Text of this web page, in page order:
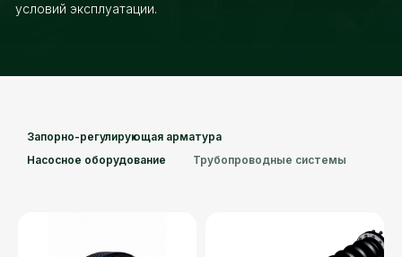
условий эксплуатации.
Запорно-регулирующая арматура
Насосное оборудование
Трубопроводные системы